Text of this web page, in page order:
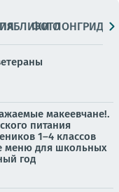
ПАБЛИКИ
ФОТОЛОНГРИДЫ
макеевчане!.
питания
1–4 классов
меню для школьных
год